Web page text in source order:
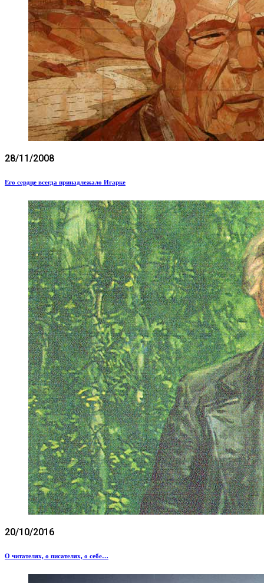
28/11/2008
Его сердце всегда принадлежало Игарке
20/10/2016
О читателях, о писателях, о себе…